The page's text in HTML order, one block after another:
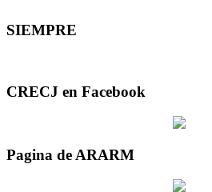
SIEMPRE
CRECJ en Facebook
Pagina de ARARM